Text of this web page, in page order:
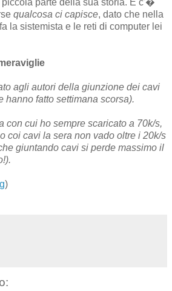
qualcosa ci capisce, dato che nella
la sistemista e le reti di computer lei
agli autori della giunzione dei cavi
hanno fatto settimana scorsa).
con cui ho sempre scaricato a 70k/s,
coi cavi la sera non vado oltre i 20k/s
giuntando cavi si perde massimo il
)